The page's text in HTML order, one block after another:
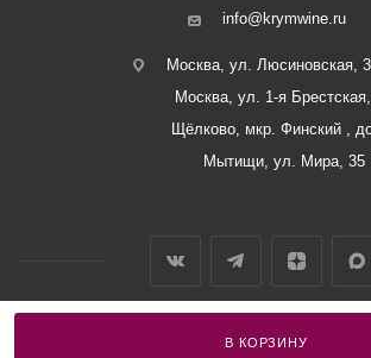
В КОРЗИНУ
info@krymwine.ru
Москва, ул. Люсиновская,
Москва, ул. 1-я
Щёлково, мкр. Финский ,
Мытищи, ул. Мира, 35